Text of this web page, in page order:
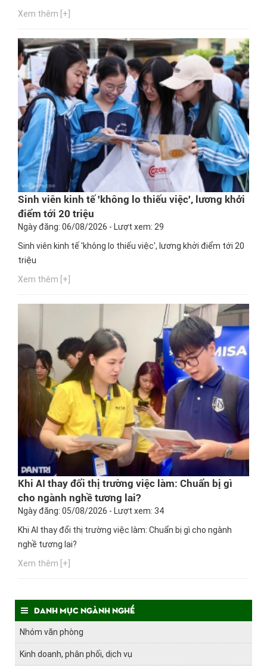
Xem thêm [+]
Sinh viên kinh tế 'không lo thiếu việc', lương khởi
điểm tới 20 triệu
Ngày đăng: 06/08/2026 - Lượt xem: 29
Sinh viên kinh tế 'không lo thiếu việc', lương khởi điểm tới 20
triệu
Xem thêm [+]
Khi AI thay đổi thị trường việc làm: Chuẩn bị gì
cho ngành nghề tương lai?
Ngày đăng: 05/08/2026 - Lượt xem: 34
Khi AI thay đổi thị trường việc làm: Chuẩn bị gì cho ngành
nghề tương lai?
Xem thêm [+]
Danh mục ngành nghề
Nhóm văn phòng
Kinh doanh, phân phối, dịch vụ